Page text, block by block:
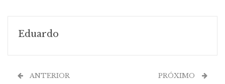
Eduardo
ANTERIOR PRÓXIMO